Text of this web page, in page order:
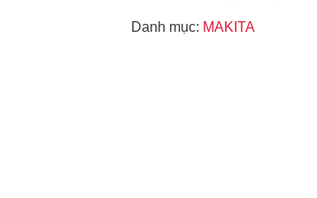
Danh mục: MAKITA